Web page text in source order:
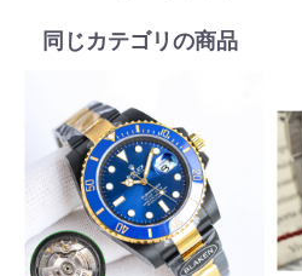
同じカテゴリの商品